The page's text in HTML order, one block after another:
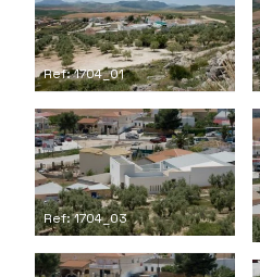
Ref: 1704_01
Ref: 1704_03